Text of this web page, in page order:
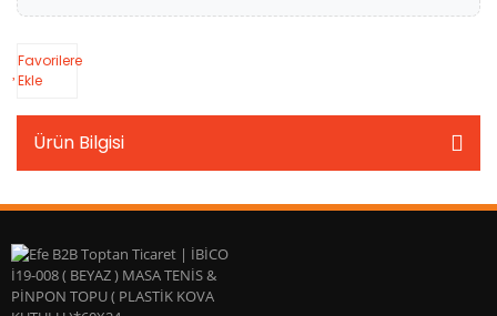
Favorilere
Ekle
Ürün Bilgisi